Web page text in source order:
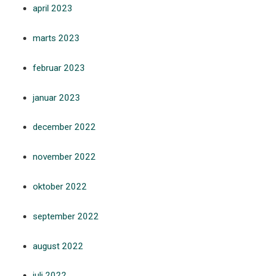
april 2023
marts 2023
februar 2023
januar 2023
december 2022
november 2022
oktober 2022
september 2022
august 2022